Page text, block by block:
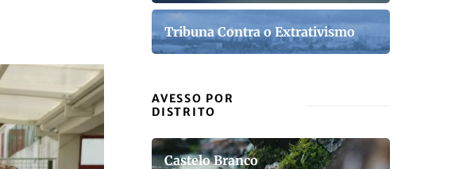
Tribuna Contra o Extrativismo
AVESSO POR
DISTRITO
Castelo Branco